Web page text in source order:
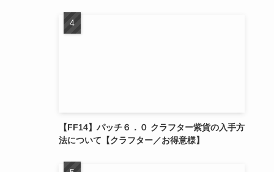
【FF14】パッチ６．０ クラフター紫貨の入手方
法について【クラフター／お得意様】